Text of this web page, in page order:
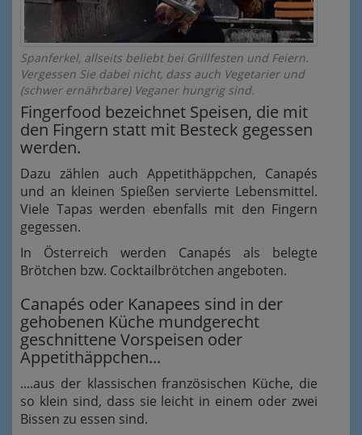
Spanferkel, allseits beliebt bei Grillfesten und Feiern.
Vergessen Sie dabei nicht, dass auch Vegetarier und
(schwer ernährbare) Veganer hungrig sind.
Fingerfood bezeichnet Speisen, die mit
den Fingern statt mit Besteck gegessen
werden.
Dazu zählen auch Appetithäppchen, Canapés
und an kleinen Spießen servierte Lebensmittel.
Viele Tapas werden ebenfalls mit den Fingern
gegessen.
In Österreich werden Canapés als belegte
Brötchen bzw. Cocktailbrötchen angeboten.
Canapés oder Kanapees sind in der
gehobenen Küche mundgerecht
geschnittene Vorspeisen oder
Appetithäppchen...
....aus der klassischen französischen Küche, die
so klein sind, dass sie leicht in einem oder zwei
Bissen zu essen sind.